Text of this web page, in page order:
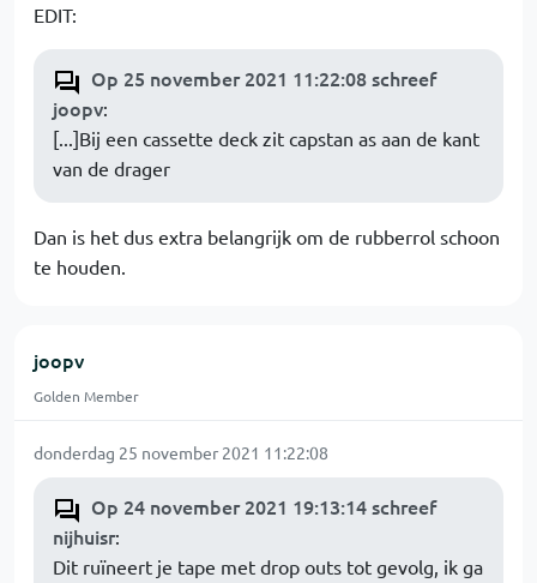
EDIT:
Op 25 november 2021 11:22:08 schreef
joopv:
[...]Bij een cassette deck zit capstan as aan de kant
van de drager
Dan is het dus extra belangrijk om de rubberrol schoon
te houden.
joopv
Golden Member
donderdag 25 november 2021 11:22:08
Op 24 november 2021 19:13:14 schreef
nijhuisr:
Dit ruïneert je tape met drop outs tot gevolg, ik ga